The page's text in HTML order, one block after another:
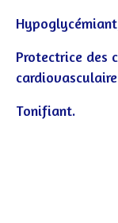
Protectrice des
Tonifiant.